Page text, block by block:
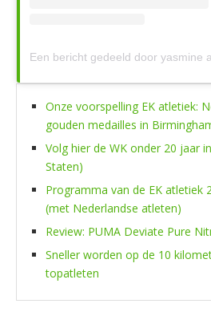
Een bericht gedeeld door yasmine
Onze voorspelling EK atletiek:
gouden medailles in
Volg hier de WK onder 20 jaar
Staten)
Programma van de EK atletiek
(met Nederlandse atleten)
Review: PUMA Deviate Pure
Sneller worden op de 10
topatleten